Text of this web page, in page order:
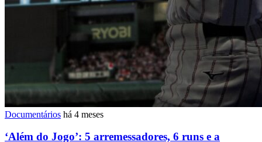
Documentários há 4 meses
‘Além do Jogo’: 5 arremessadores, 6 runs e a